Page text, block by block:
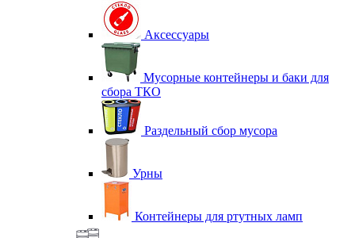
Аксессуары
Мусорные контейнеры и баки для
сбора ТКО
Раздельный сбор мусора
Урны
Контейнеры для ртутных ламп